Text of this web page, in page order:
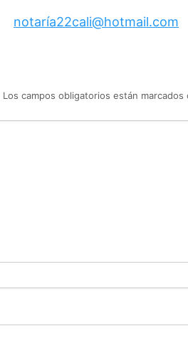
notaría22cali@hotmail.com
Los campos obligatorios están marcados